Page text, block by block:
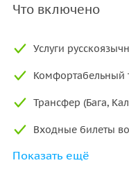
Что включено
Услуги
Комфортабельный
Трансфер (Бага,
Входные билеты
Дегустация блюд
Показать ещё